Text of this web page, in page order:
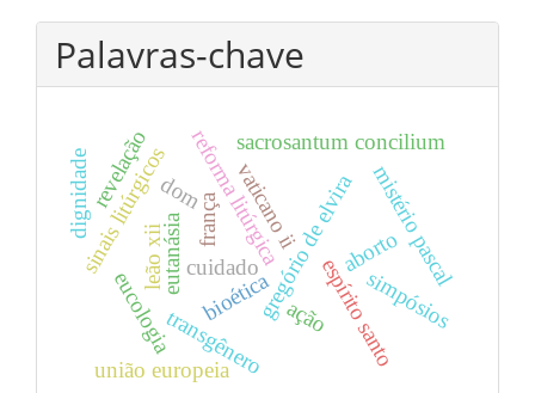
Palavras-chave
gregório de elviraespírito santo
dom
ação
bioética
eutanásia
transgênero
aborto
cuidado
reforma litúrgica
vaticano ii
sinais litúrgicos mistério pascal
sacrosantum concilium
eucologia
leão xii
revelação
simpósios
frança
união europeia
dignidade